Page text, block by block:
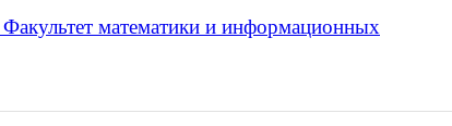
математики и информационных